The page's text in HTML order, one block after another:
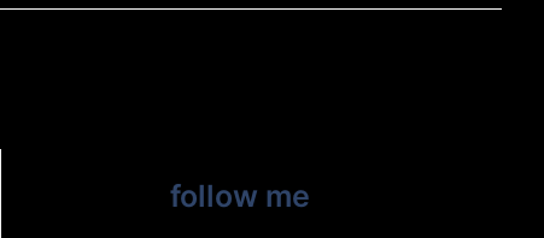
follow me